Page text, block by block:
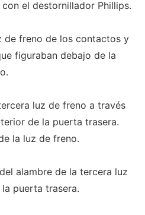
el destornillador Phillips.
de freno de los contactos y
figuraban debajo de la
luz de freno a través
de la puerta trasera.
la luz de freno.
alambre de la tercera luz
puerta trasera.